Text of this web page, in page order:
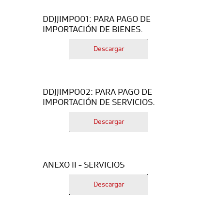
DDJJIMPO01: PARA PAGO DE
IMPORTACIÓN DE BIENES.
Descargar
DDJJIMPO02: PARA PAGO DE
IMPORTACIÓN DE SERVICIOS.
Descargar
ANEXO II - SERVICIOS
Descargar